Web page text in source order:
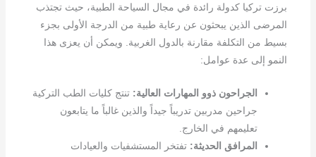
برزت تركيا كدولة رائدة في مجال السياحة الطبية، حيث تجتذب
المرضى الذين يبحثون عن رعاية طبية من الدرجة الأولى بجزء
بسيط من التكلفة مقارنة بالدول الغربية. ويمكن أن يعزى هذا
النمو إلى عدة عوامل:
الجراحون ذوو المهارات العالية: تنتج كليات الطب التركية
جراحين مدربين تدريباً جيداً والذين غالباً ما يتابعون
تعليمهم في الخارج.
المرافق الحديثة: تفتخر المستشفيات والعيادات